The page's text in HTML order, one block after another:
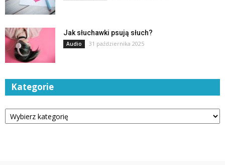
Jak słuchawki psują słuch?
Audio 31 października 2025
Kategorie
Kategorie